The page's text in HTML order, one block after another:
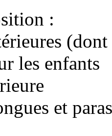
:
les enfants
et